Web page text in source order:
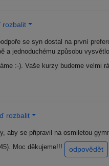
rozbalit
se syn dostal na první
a jednoduchému způsobu
:-). Vaše kurzy budeme velmi
rozbalit
aby se připravil na osmiletou
Moc děkujeme!!!
odpovědět